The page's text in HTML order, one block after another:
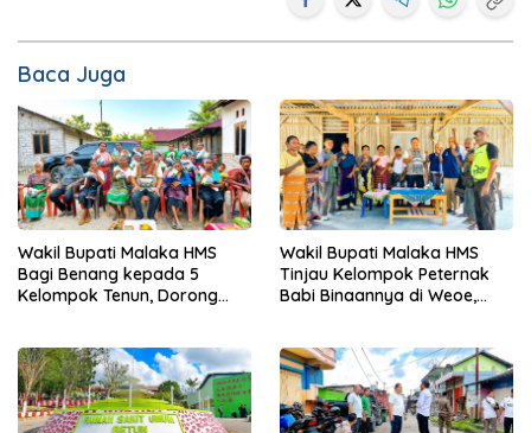
Baca Juga
Wakil Bupati Malaka HMS
Bagi Benang kepada 5
Kelompok Tenun, Dorong
Wakil Bupati Malaka HMS
Tinjau Kelompok Peternak
Babi Binaannya di Weoe,